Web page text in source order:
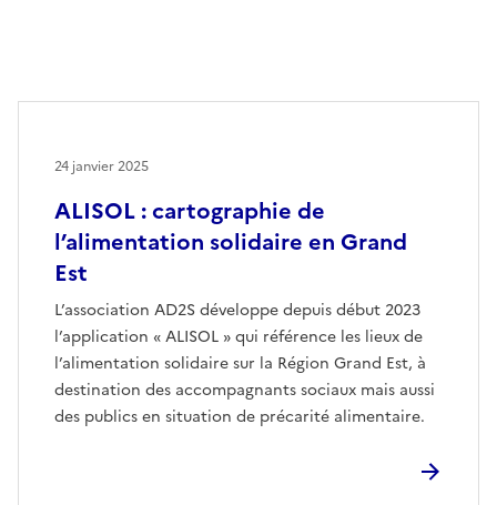
ALISOL : cartographie de
l’alimentation solidaire en Grand
Est
L’association AD2S développe depuis début 2023
l’application « ALISOL » qui référence les lieux de
l’alimentation solidaire sur la Région Grand Est, à
destination des accompagnants sociaux mais aussi
des publics en situation de précarité alimentaire.
24 janvier 2025